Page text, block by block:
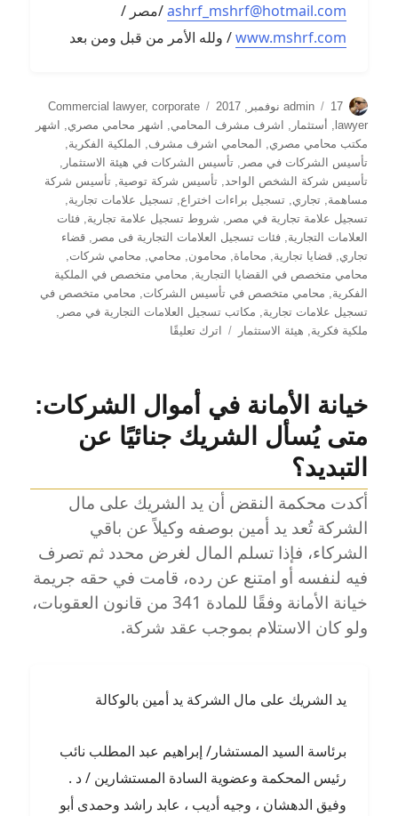
ashrf_mshrf@hotmail.com/مصر /
www.mshrf.com/ ولله الأمر من قبل ومن بعد
الكاتبadmin
نُشرت
في
17 نوفمبر, 2017 التصنيفات Commercial lawyer, corporate
lawyer
, أستثمار , اشرف مشرف المحامي, اشهر محامي مصري,
اشهر
مكتب محامي مصري, المحامي اشرف مشرف, الملكية الفكرية,
تأسيس الشركات في مصر ,تأسيس الشركات في هيئة الاستثمار ,
تأسيس شركة الشخص الواحد,تأسيس شركة توصية,تأسيس شركة
مساهمة,تجاري,تسجيل براءات اختراع,تسجيل علامات تجارية,
تسجيل علامة تجارية في مصر , شروط تسجيل علامة تجارية,فئات
العلامات التجارية,فئات تسجيل العلامات التجارية فى مصر ,قضاء
تجاري,قضايا تجارية, محاماة, محامون, محامي, محامي شركات,
محامي متخصص في القضايا التجارية, محامي متخصص في الملكية
الفكرية, محامي متخصص في تأسيس الشركات, محامي متخصص في
تسجيل علامات تجارية, مكاتب تسجيل العلامات التجارية في مصر ,
ملكية فكرية, هيئة الاستثمار اترك تعليقًا
مصر
خيانة الأمانة في أموال الشركات:
متى يُسأل الشريك جنائيًا عن
التبديد؟
أكدت محكمة النقض أن يد الشريك على مال
الشركة تُعد يد أمين بوصفه وكيلاً عن باقي
الشركاء، فإذا تسلم المال لغرض محدد ثم تصرف
فيه لنفسه أو امتنع عن رده، قامت في حقه جريمة
خيانة الأمانة وفقًا للمادة 341 من قانون العقوبات،
ولو كان الاستلام بموجب عقد شركة.
يد الشريك على مال الشركة يد أمين بالوكالة
برئاسة السيد المستشار/ إبراهيم عبد المطلب نائب
رئيس المحكمة وعضوية السادة المستشارين / د .
وفيق الدهشان ، وجيه أديب ، عابد راشد وحمدى أبو